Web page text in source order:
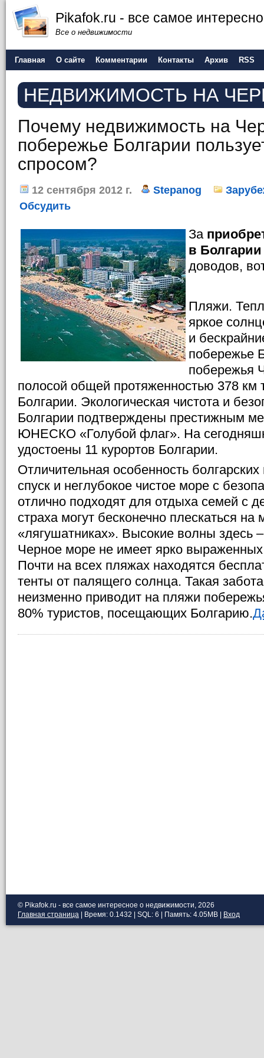
Pikafok.ru - все самое
Все о недвижимости
Главная О сайте Комментарии Контакты Архив RSS
НЕДВИЖИМОСТЬ НА
Почему недвижимость на
побережье Болгарии
спросом?
12 сентября 2012 г. Stepanog
Обсудить
За
в Болгарии
доводов,
Пляжи.
яркое
и
побережье
побережья
полосой общей протяженностью 378 км
Болгарии. Экологическая чистота и
Болгарии подтверждены престижным
ЮНЕСКО «Голубой флаг». На
удостоены 11 курортов Болгарии.
Отличительная особенность
спуск и неглубокое чистое море с
отлично подходят для отдыха семей с
страха могут бесконечно плескаться на
«лягушатниках». Высокие волны здесь
Черное море не имеет ярко
Почти на всех пляжах находятся
тенты от палящего солнца. Такая
неизменно приводит на пляжи
80% туристов, посещающих Болгарию.
© Pikafok.ru - все самое интересное о недвижимости, 2026
Главная страница | Время: 0.1432 | SQL: 6 | Память: 4.05MB Вход